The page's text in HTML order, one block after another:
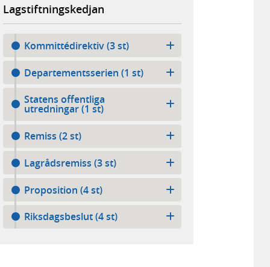
Lagstiftningskedjan
Kommittédirektiv (3 st)
Departementsserien (1 st)
Statens offentliga
utredningar (1 st)
Remiss (2 st)
Lagrådsremiss (3 st)
Proposition (4 st)
Riksdagsbeslut (4 st)